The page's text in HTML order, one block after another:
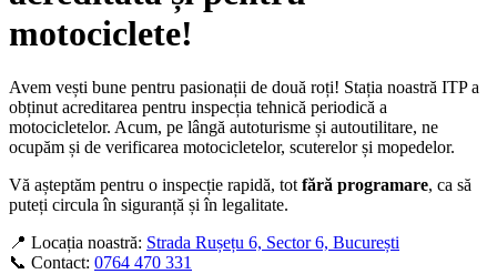
motociclete!
Avem vești bune pentru pasionații de două roți! Stația noastră ITP a
obținut acreditarea pentru inspecția tehnică periodică a
motocicletelor. Acum, pe lângă autoturisme și autoutilitare, ne
ocupăm și de verificarea motocicletelor, scuterelor și mopedelor.
Vă așteptăm pentru o inspecție rapidă, totfără programare, ca să
puteți circula în siguranță și în legalitate.
📍 Locația noastră: Strada Rușețu 6, Sector 6, București
📞 Contact: 0764 470 331